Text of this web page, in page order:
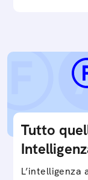
Tutto